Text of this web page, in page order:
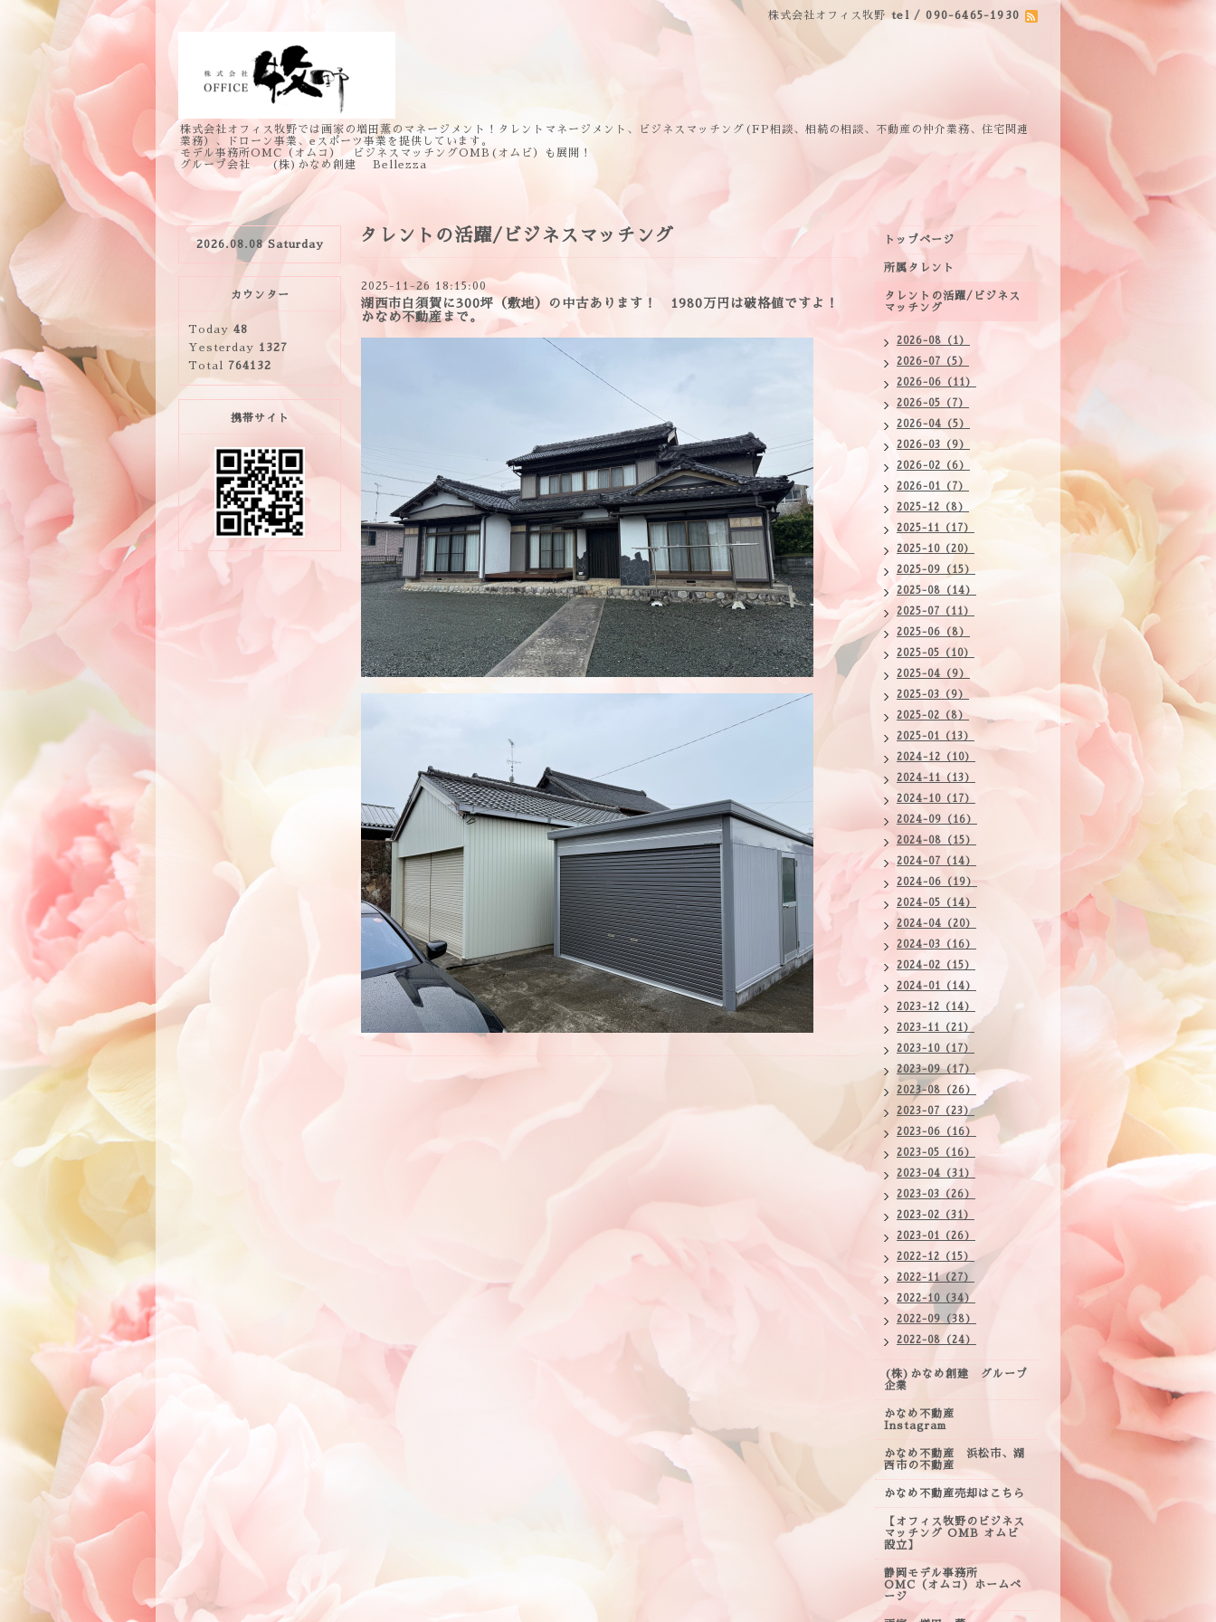
株式会社オフィス牧野 tel / 090-6465-1930
株式会社オフィス牧野では画家の増田薫のマネージメント！タレントマネージメント、ビジネスマッチング(FP相談、相続の相談、不動産の仲介業務、住宅関連
業務）、ドローン事業、eスポーツ事業を提供しています。
モデル事務所OMC（オムコ） ビジネスマッチングOMB(オムビ）も展開！
グループ会社 (株)かなめ創建 Bellezza
タレントの活躍/ビジネスマッチング
2025-11-26 18:15:00
湖西市白須賀に300坪（敷地）の中古あります！ 1980万円は破格値ですよ！
かなめ不動産まで。
トップページ
所属タレント
タレントの活躍/ビジネス
マッチング
2026-08（1）
2026-07（5）
2026-06（11）
2026-05（7）
2026-04（5）
2026-03（9）
2026-02（6）
2026-01（7）
2025-12（8）
2025-11（17）
2025-10（20）
2025-09（15）
2025-08（14）
2025-07（11）
2025-06（8）
2025-05（10）
2025-04（9）
2025-03（9）
2025-02（8）
2025-01（13）
2024-12（10）
2024-11（13）
2024-10（17）
2024-09（16）
2024-08（15）
2024-07（14）
2024-06（19）
2024-05（14）
2024-04（20）
2024-03（16）
2024-02（15）
2024-01（14）
2023-12（14）
2023-11（21）
2023-10（17）
2023-09（17）
2023-08（26）
2023-07（23）
2023-06（16）
2023-05（16）
2023-04（31）
2023-03（26）
2023-02（31）
2023-01（26）
2022-12（15）
2022-11（27）
2022-10（34）
2022-09（38）
2022-08（24）
(株)かなめ創建 グループ
企業
かなめ不動産
Instagram
かなめ不動産 浜松市、湖
西市の不動産
かなめ不動産売却はこちら
【オフィス牧野のビジネス
マッチング OMB オムビ
設立】
静岡モデル事務所
OMC（オムコ）ホームペ
ージ
2026.08.08 Saturday
カウンター
Today 48
Yesterday 1327
Total 764132
携帯サイト